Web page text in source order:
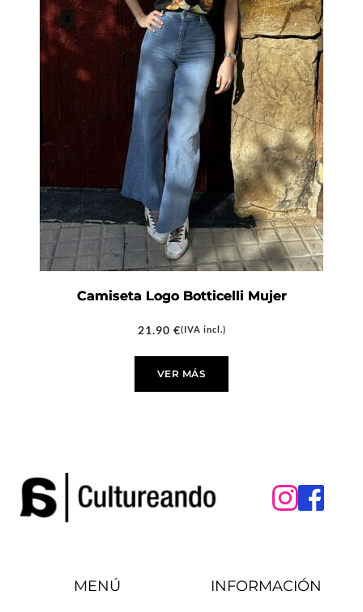
Camiseta Logo Botticelli Mujer
21.90 €(IVA incl.)
VER MÁS
MENÚ INFORMACIÓN